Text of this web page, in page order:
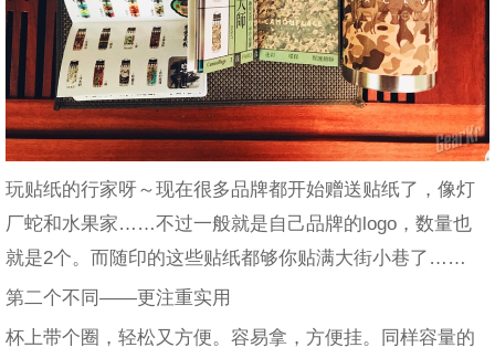
玩贴纸的行家呀～现在很多品牌都开始赠送贴纸了，像灯
厂蛇和水果家……不过一般就是自己品牌的logo，数量也
就是2个。而随印的这些贴纸都够你贴满大街小巷了……
第二个不同——更注重实用
杯上带个圈，轻松又方便。容易拿，方便挂。同样容量的